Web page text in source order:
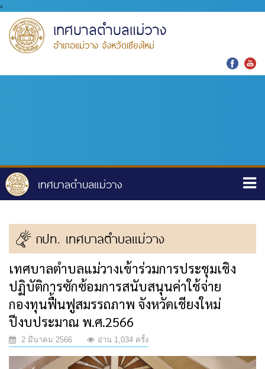
<
เทศบาลตำบลแม่วาง
อำเภอแม่วาง จังหวัดเชียงใหม่
กปท. เทศบาลตำบลแม่วาง
เทศบาลตำบลแม่วางเข้าร่วมการประชุมเชิง
ปฏิบัติการซักซ้อมการสนับสนุนค่าใช้จ่าย
กองทุนฟื้นฟูสมรรถภาพ จังหวัดเชียงใหม่
ปีงบประมาณ พ.ศ.2566
2 มีนาคม 2566 อ่าน 1,034 ครั้ง